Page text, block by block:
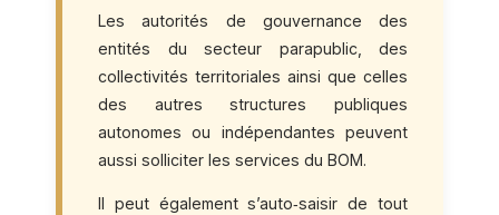
Les autorités de gouvernance des
entités du secteur parapublic, des
collectivités territoriales ainsi que celles
des autres structures publiques
autonomes ou indépendantes peuvent
aussi solliciter les services du BOM.
Il peut également s’auto‑saisir de tout